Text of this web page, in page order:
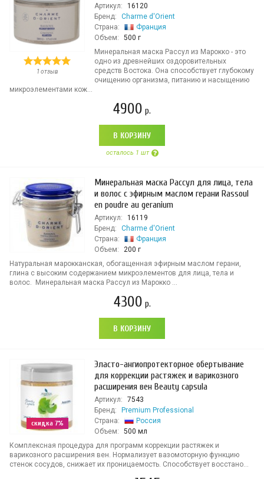
1 отзыв
Артикул:
16120
Бренд:
Charme d'Orient
Страна:
Франция
Объем:
500 г
Минеральная маска Рассул из Марокко - это
одно из древнейших оздоровительных
средств Востока. Она способствует глубокому
очищению организма, питанию и насыщению
микроэлементами кож...
4900 р.
В КОРЗИНУ
осталось 1 шт
Минеральная маска Рассул для лица, тела
и волос с эфирным маслом герани Rassoul
en poudre au geranium
Артикул:
16119
Бренд:
Charme d'Orient
Страна:
Франция
Объем:
200 г
Натуральная марокканская, обогащенная эфирным маслом герани,
глина с высоким содержанием микроэлементов для лица, тела и
волос. Минеральная маска Рассул из Марокко ...
4300 р.
В КОРЗИНУ
скидка 7%
Эласто-ангиопротекторное обертывание
для коррекции растяжек и варикозного
расширения вен Beauty capsula
Артикул:
7543
Бренд:
Premium Professional
Страна:
Россия
Объем:
500 мл
Комплексная процедура для программ коррекции растяжек и
варикозного расширения вен. Нормализует вазомоторную функцию
стенок сосудов, снижает их проницаемость. Способствует восстано...